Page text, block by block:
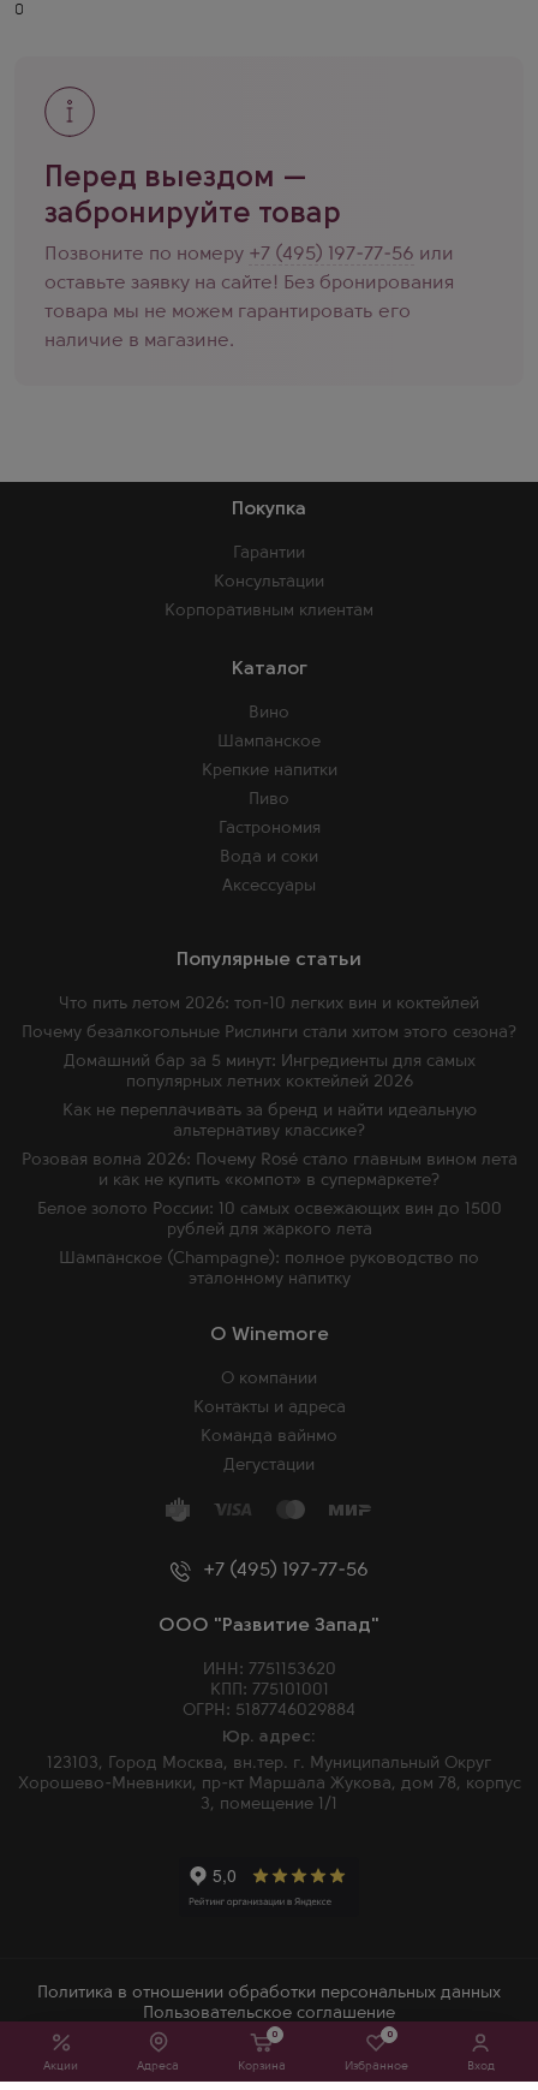
Акции Адреса
0
Корзина
0
Избранное Вход
Перед выездом —
забронируйте товар
Позвоните по номеру +7 (495) 197-77-56 или
оставьте заявку на сайте! Без бронирования
товара мы не можем гарантировать его
наличие в магазине.
+7 (495) 197-77-56
ООО "Развитие Запад"
ИНН: 7751153620
КПП: 775101001
ОГРН: 5187746029884
Юр. адрес:
123103, Город Москва, вн.тер. г. Муниципальный Округ
Хорошево-Мневники, пр-кт Маршала Жукова, дом 78, корпус
3, помещение 1/1
O Winemore
О компании
Контакты и адреса
Команда вайнмо
Дегустации
Покупка
Гарантии
Консультации
Корпоративным клиентам
Каталог
Вино
Шампанское
Крепкие напитки
Пиво
Гастрономия
Вода и соки
Аксессуары
Популярные статьи
Что пить летом 2026: топ-10 легких вин и коктейлей
Почему безалкогольные Рислинги стали хитом этого сезона?
Домашний бар за 5 минут: Ингредиенты для самых
популярных летних коктейлей 2026
Как не переплачивать за бренд и найти идеальную
альтернативу классике?
Розовая волна 2026: Почему Rosé стало главным вином лета
и как не купить «компот» в супермаркете?
Белое золото России: 10 самых освежающих вин до 1500
рублей для жаркого лета
Шампанское (Champagne): полное руководство по
эталонному напитку
2026 © Winemore – Магазин алкогольных напитков в Москве
Политика в отношении обработки персональных данных
Пользовательское соглашение